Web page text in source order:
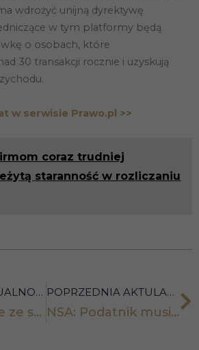
wdrożyć unijną dyrektywę
w tym platformy będą
o osobach, które
30 transakcji rocznie i uzyskują
w serwisie Prawo.pl >>
coraz trudniej
staranność w rozliczaniu
NASTĘPNA AKTUALNOŚĆ
Zaświadczenie ze skarbówki za darmo i od ręki
POPRZEDNIA AKTULANOŚĆ
NSA: Podatnik musi udowodnić, skąd miał pieniądze